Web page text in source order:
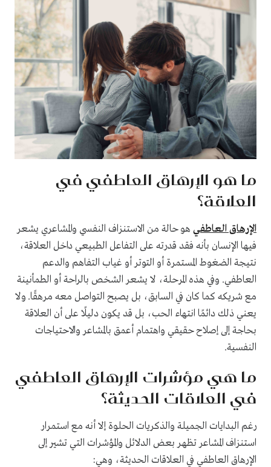
ما هو الإرهاق العاطفي في
العلاقة؟
الإرهاق العاطفي هو حالة من الاستنزاف النفسي والمشاعري يشعر
فيها الإنسان بأنه فقد قدرته على التفاعل الطبيعي داخل العلاقة،
نتيجة الضغوط المستمرة أو التوتر أو غياب التفاهم والدعم
العاطفي. وفي هذه المرحلة، لا يشعر الشخص بالراحة أو الطمأنينة
مع شريكه كما كان في السابق، بل يصبح التواصل معه مرهقًا. ولا
يعني ذلك دائمًا انتهاء الحب، بل قد يكون دليلًا على أن العلاقة
بحاجة إلى إصلاح حقيقي واهتمام أعمق بالمشاعر والاحتياجات
النفسية.
ما هي مؤشرات الإرهاق العاطفي
في العلاقات الحديثة؟
رغم البدايات الجميلة والذكريات الحلوة إلا أنه مع استمرار
استنزاف المشاعر تظهر بعض الدلائل والمؤشرات التي تشير إلى
الإرهاق العاطفي في العلاقات الحديثة، وهي: